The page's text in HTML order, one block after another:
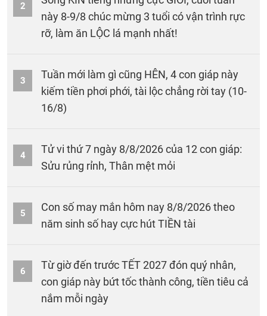
2
này 8-9/8 chúc mừng 3 tuổi có vận trình rực
rỡ, làm ăn LỘC lá mạnh nhất!
3
Tuần mới làm gì cũng HÊN, 4 con giáp này
kiếm tiền phơi phới, tài lộc chẳng rời tay (10-
16/8)
4
Tử vi thứ 7 ngày 8/8/2026 của 12 con giáp:
Sửu rủng rỉnh, Thân mệt mỏi
5
Con số may mắn hôm nay 8/8/2026 theo
năm sinh số hay cực hút TIỀN tài
6
Từ giờ đến trước TẾT 2027 đón quý nhân,
con giáp này bứt tốc thành công, tiền tiêu cả
nắm mỗi ngày